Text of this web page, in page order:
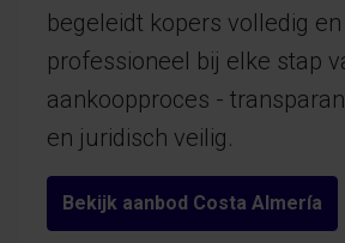
begeleidt kopers volledig en
professioneel bij elke stap
aankoopproces -
en juridisch veilig.
Bekijk aanbod Costa Almería